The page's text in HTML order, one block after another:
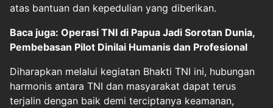
atas bantuan dan kepedulian yang diberikan.
Baca juga: Operasi TNI di Papua Jadi Sorotan Dunia,
Pembebasan Pilot Dinilai Humanis dan Profesional
Diharapkan melalui kegiatan Bhakti TNI ini, hubungan
harmonis antara TNI dan masyarakat dapat terus
terjalin dengan baik demi terciptanya keamanan,